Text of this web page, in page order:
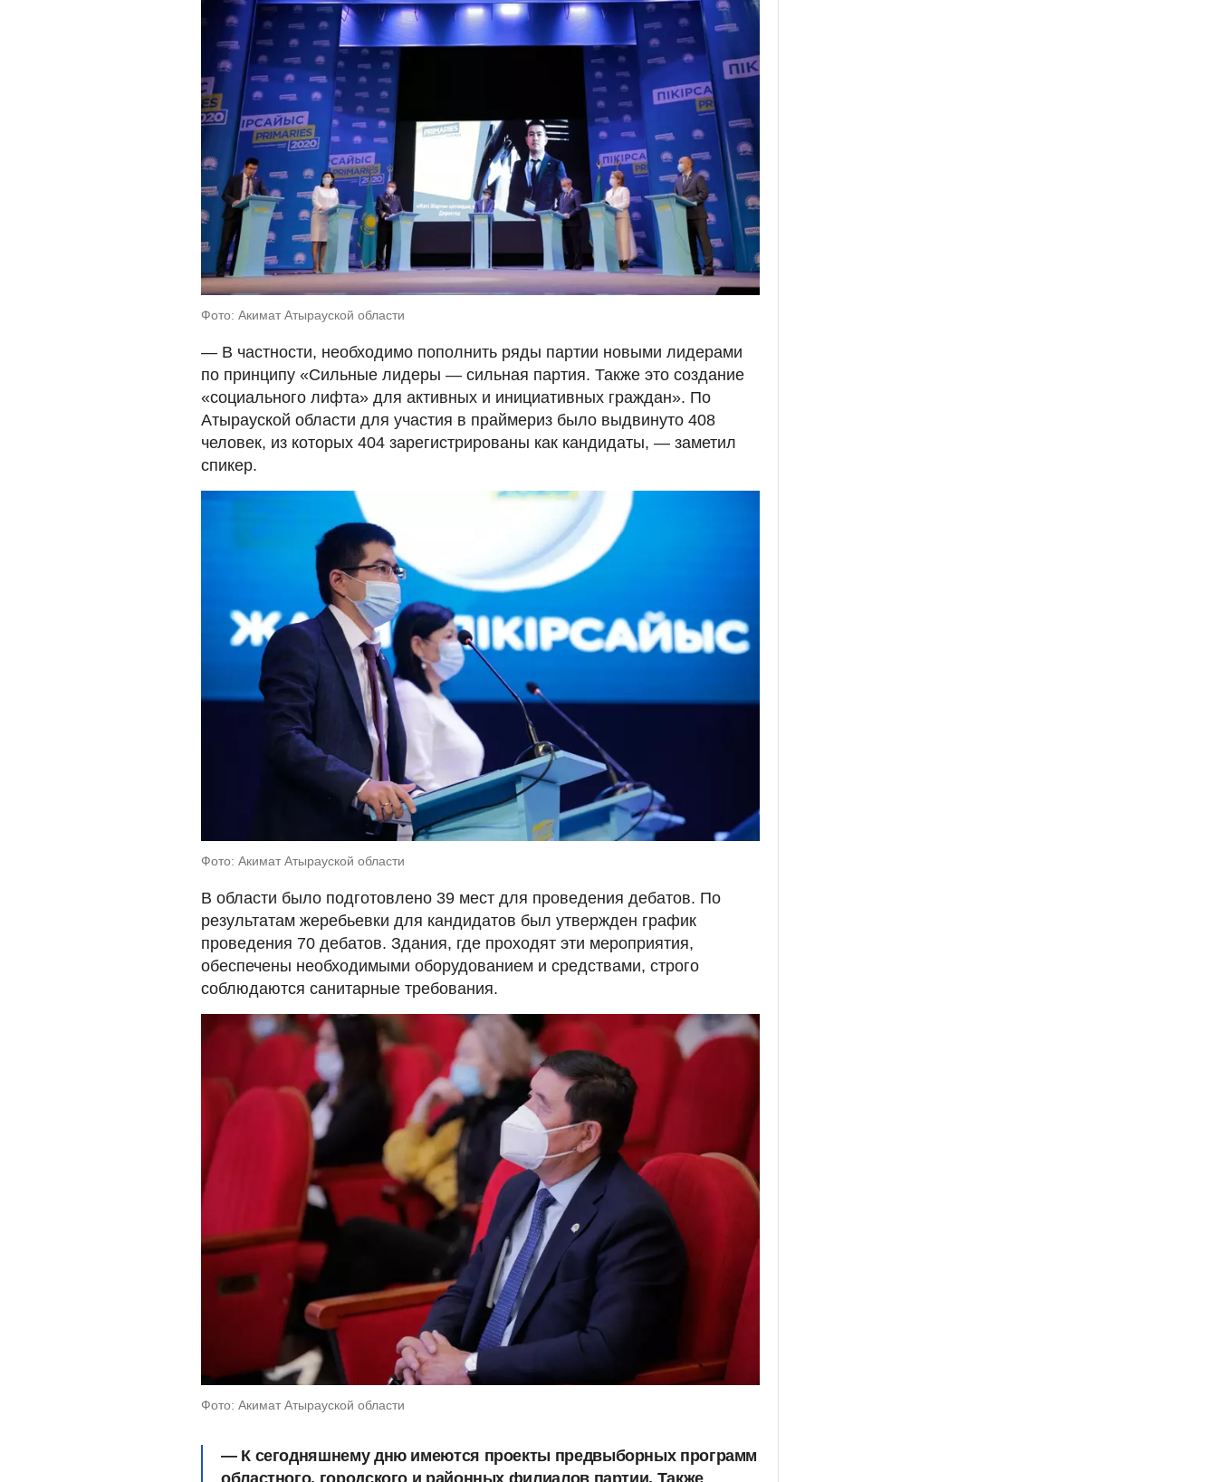
Фото: Акимат Атырауской области
— В частности, необходимо пополнить ряды партии новыми лидерами
по принципу «Сильные лидеры — сильная партия. Также это создание
«социального лифта» для активных и инициативных граждан». По
Атырауской области для участия в праймериз было выдвинуто 408
человек, из которых 404 зарегистрированы как кандидаты, — заметил
спикер.
Фото: Акимат Атырауской области
В области было подготовлено 39 мест для проведения дебатов. По
результатам жеребьевки для кандидатов был утвержден график
проведения 70 дебатов. Здания, где проходят эти мероприятия,
обеспечены необходимыми оборудованием и средствами, строго
соблюдаются санитарные требования.
Фото: Акимат Атырауской области
— К сегодняшнему дню имеются проекты предвыборных программ